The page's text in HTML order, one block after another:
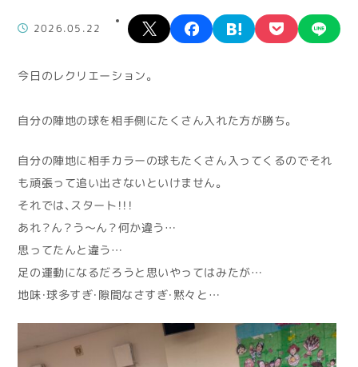
2026.05.22
X facebookhatena pocket
今日のレクリエーション。
自分の陣地の球を相手側にたくさん入れた方が勝ち。
自分の陣地に相手カラーの球もたくさん入ってくるのでそれ
も頑張って追い出さないといけません。
それでは、スタート！！！
あれ？ん？う〜ん？何か違う…
思ってたんと違う…
足の運動になるだろうと思いやってはみたが…
地味・球多すぎ・隙間なさすぎ・黙々と…